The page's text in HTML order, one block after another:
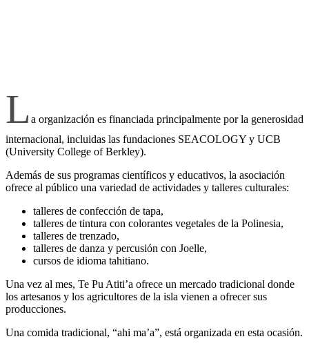
L a organización es financiada principalmente por la generosidad
internacional, incluidas las fundaciones SEACOLOGY y UCB
(University College of Berkley).
Además de sus programas científicos y educativos, la asociación
ofrece al público una variedad de actividades y talleres culturales:
talleres de confección de tapa,
talleres de tintura con colorantes vegetales de la Polinesia,
talleres de trenzado,
talleres de danza y percusión con Joelle,
cursos de idioma tahitiano.
Una vez al mes, Te Pu Atiti’a ofrece un mercado tradicional donde
los artesanos y los agricultores de la isla vienen a ofrecer sus
producciones.
Una comida tradicional, “ahi ma’a”, está organizada en esta ocasión.